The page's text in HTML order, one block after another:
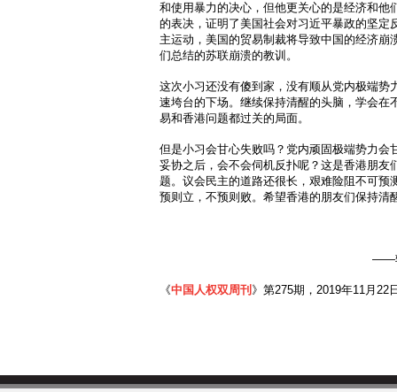
和使用暴力的决心，但他更关心的是经济和他
的表决，证明了美国社会对习近平暴政的坚定
主运动，美国的贸易制裁将导致中国的经济崩
们总结的苏联崩溃的教训。
这次小习还没有傻到家，没有顺从党内极端势
速垮台的下场。继续保持清醒的头脑，学会在
易和香港问题都过关的局面。
但是小习会甘心失败吗？党内顽固极端势力会
妥协之后，会不会伺机反扑呢？这是香港朋友
题。议会民主的道路还很长，艰难险阻不可预
预则立，不预则败。希望香港的朋友们保持清
——
《中国人权双周刊 》第275期，2019年11月22